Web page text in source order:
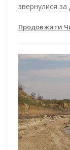
звернулися
Продовжити